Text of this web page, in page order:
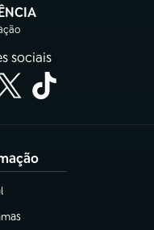
em nova aba)
sociais
aba)